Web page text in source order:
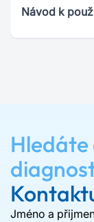
Návod k
Jméno a